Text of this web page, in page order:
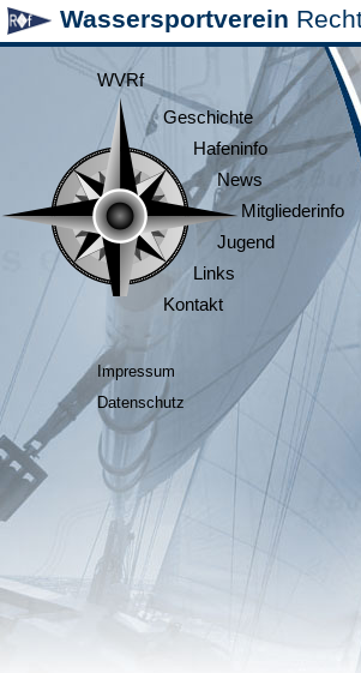
Wassersportverein
WVRf
Geschichte
Hafeninfo
News
Mitgliederinfo
Jugend
Links
Kontakt
Impressum
Datenschutz